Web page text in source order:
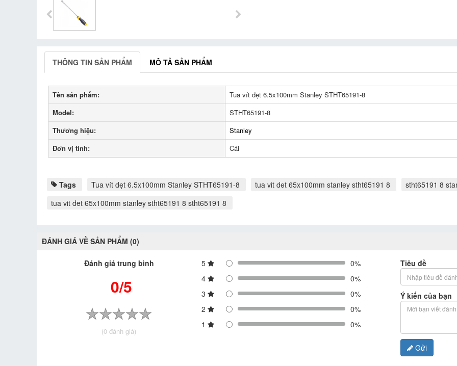
THÔNG TIN SẢN PHẨM MÔ TẢ SẢN PHẨM
Tên sản phẩm:
Tua vít dẹt 6.5x100mm Stanley STHT65191-8
Model:
STHT65191-8
Thương hiệu:
Stanley
Đơn vị tính:
Cái
Tags Tua vít dẹt 6.5x100mm Stanley STHT65191-8 tua vit det 65x100mm stanley stht65191 8
stht65191 8
tua vit det 65x100mm stanley stht65191 8 stht65191 8
ĐÁNH GIÁ VỀ SẢN PHẨM (0)
Đánh giá trung bình
0/5
(0 đánh giá)
5
0%
4
0%
3
0%
2
0%
1
0%
Tiêu đề
Ý kiến của bạn
Gửi